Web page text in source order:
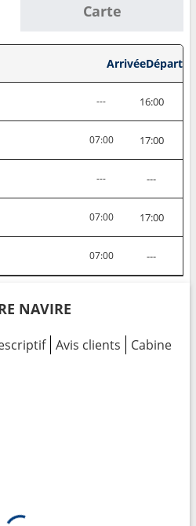
Carte
ArrivéeDépart
--- 16:00
07:00 17:00
--- ---
07:00 17:00
07:00 ---
NAVIRE
Avis clients Cabines